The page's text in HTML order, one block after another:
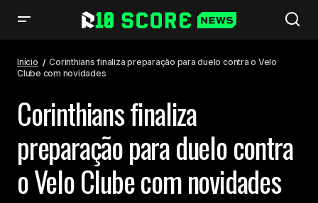
novidades
Início
Corinthians finaliza preparação para duelo contra o Velo
Clube com novidades
Corinthians finaliza
preparação para duelo contra
o Velo Clube com novidades